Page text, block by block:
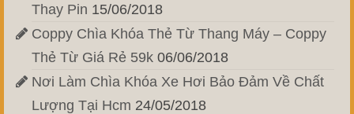
Thay Pin 15/06/2018
Coppy Chìa Khóa Thẻ Từ Thang Máy – Coppy
Thẻ Từ Giá Rẻ 59k 06/06/2018
Nơi Làm Chìa Khóa Xe Hơi Bảo Đảm Về Chất
Lượng Tại Hcm 24/05/2018